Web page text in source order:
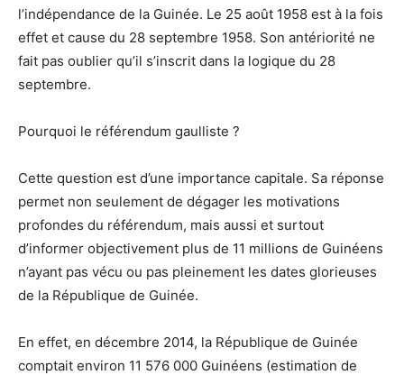
l’indépendance de la Guinée. Le 25 août 1958 est à la fois
effet et cause du 28 septembre 1958. Son antériorité ne
fait pas oublier qu’il s’inscrit dans la logique du 28
septembre.
Pourquoi le référendum gaulliste ?
Cette question est d’une importance capitale. Sa réponse
permet non seulement de dégager les motivations
profondes du référendum, mais aussi et surtout
d’informer objectivement plus de 11 millions de Guinéens
n’ayant pas vécu ou pas pleinement les dates glorieuses
de la République de Guinée.
En effet, en décembre 2014, la République de Guinée
comptait environ 11 576 000 Guinéens (estimation de